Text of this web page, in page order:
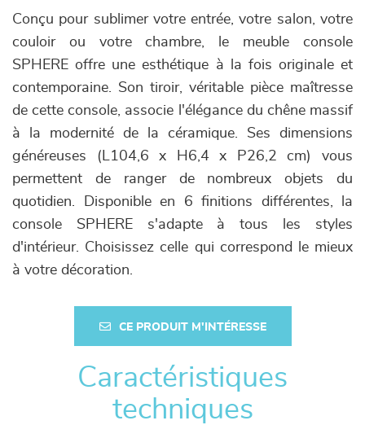
Conçu pour sublimer votre entrée, votre salon, votre
couloir ou votre chambre, le meuble console
SPHERE offre une esthétique à la fois originale et
contemporaine. Son tiroir, véritable pièce maîtresse
de cette console, associe l'élégance du chêne massif
à la modernité de la céramique. Ses dimensions
généreuses (L104,6 x H6,4 x P26,2 cm) vous
permettent de ranger de nombreux objets du
quotidien. Disponible en 6 finitions différentes, la
console SPHERE s'adapte à tous les styles
d'intérieur. Choisissez celle qui correspond le mieux
à votre décoration.
CE PRODUIT M'INTÉRESSE
Caractéristiques
techniques